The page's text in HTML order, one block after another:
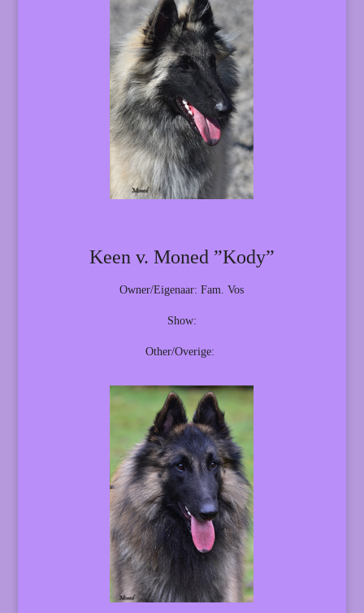
Keen v. Moned ”Kody”
Owner/Eigenaar: Fam. Vos
Show:
Other/Overige: